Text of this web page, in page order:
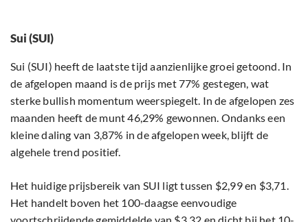
Sui (SUI)
Sui (SUI) heeft de laatste tijd aanzienlijke groei getoond. In
de afgelopen maand is de prijs met 77% gestegen, wat
sterke bullish momentum weerspiegelt. In de afgelopen zes
maanden heeft de munt 46,29% gewonnen. Ondanks een
kleine daling van 3,87% in de afgelopen week, blijft de
algehele trend positief.
Het huidige prijsbereik van SUI ligt tussen $2,99 en $3,71.
Het handelt boven het 100-daagse eenvoudige